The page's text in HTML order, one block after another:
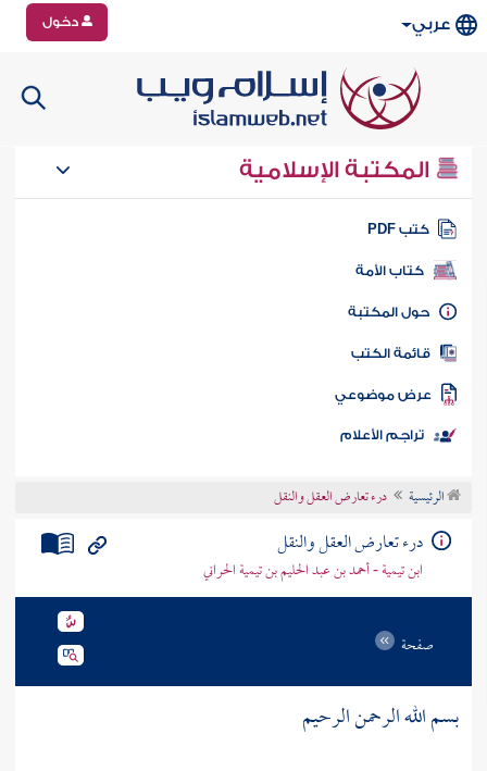
عربي دخول
المكتبة الإسلامية
كتب PDF
كتاب الأمة
المكتبة
الكتب
موضوعي
تراجم الأعلام
الرئيسية درء تعارض العقل والنقل
درء تعارض العقل والنقل
ابن تيمية - أحمد بن عبد الحليم بن تيمية الحراني
صفحة
بسم الله الرحمن الرحيم